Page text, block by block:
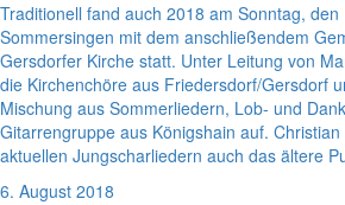
Traditionell fand auch 2018 am Sonntag,
Sommersingen mit dem anschließendem
Gersdorfer Kirche statt. Unter Leitung von
die Kirchenchöre aus Friedersdorf/Gersdorf
Mischung aus Sommerliedern, Lob- und
Gitarrengruppe aus Königshain auf.
aktuellen Jungscharliedern auch das ältere
6. August 2018